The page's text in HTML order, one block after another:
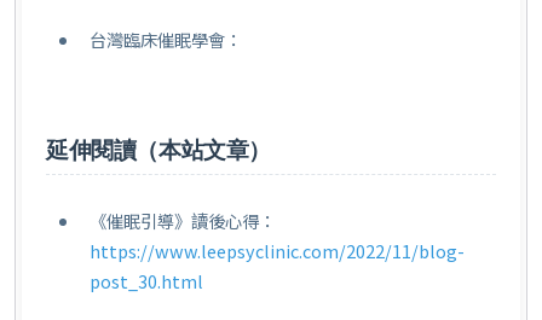
台灣臨床催眠學會：
延伸閱讀（本站文章）
《催眠引導》讀後心得：
https://www.leepsyclinic.com/2022/11/blog-
post_30.html